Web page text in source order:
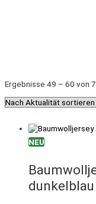
Ergebnisse 49 – 60 von
NEU